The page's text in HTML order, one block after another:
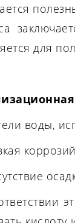
для
воды,